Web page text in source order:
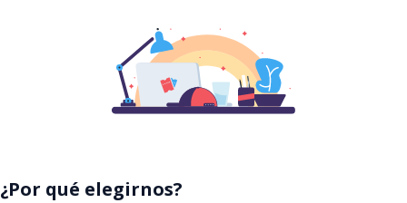
¿Por qué elegirnos?